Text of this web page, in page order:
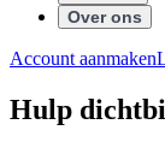
Over ons
Account aanmaken
Hulp